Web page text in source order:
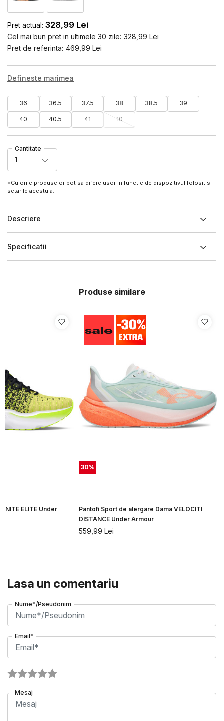
Pret actual: 328,99 Lei
Cel mai bun pret in ultimele 30 zile: 328,99 Lei
Pret de referinta: 469,99 Lei
Defineste marimea
36 36.5 37.5 38 38.5 39
40 40.5 41 10
Cantitate
1
*Culorile produselor pot sa difere usor in functie de dispozitivul folosit si
setarile acestuia.
Descriere
Specificatii
Produse similare
ELITE Under
30%
Pantofi Sport de alergare Dama VELOCITI
DISTANCE Under Armour
559,99 Lei
Lasa un comentariu
Nume*/Pseudonim
Email*
Mesaj